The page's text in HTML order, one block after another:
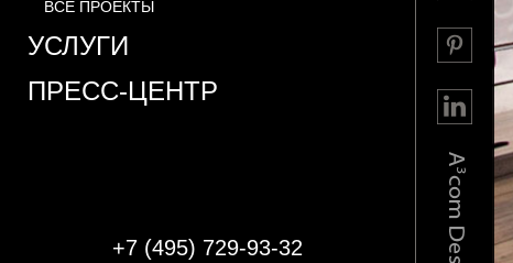
КВАРТИРЫ
КОТТЕДЖИ
ВСЕ ПРОЕКТЫ
УСЛУГИ
ПРЕСС-ЦЕНТР
+7 (495) 729-93-32